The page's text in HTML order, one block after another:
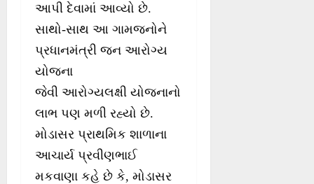
આપી દેવામાં આવ્યો છે.
સાથો-સાથ આ ગામજનોને
પ્રધાનમંત્રી જન આરોગ્ય
યોજના
જેવી આરોગ્યલક્ષી યોજનાનો
લાભ પણ મળી રહ્યો છે.
મોડાસર પ્રાથમિક શાળાના
આચાર્ય પ્રવીણભાઈ
મકવાણા કહે છે કે, મોડાસર